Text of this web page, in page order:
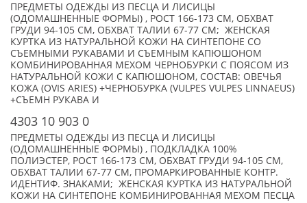
ПРЕДМЕТЫ ОДЕЖДЫ ИЗ ПЕСЦА И ЛИСИЦЫ
(ОДОМАШНЕННЫЕ ФОРМЫ) , РОСТ 166-173 СМ, ОБХВАТ
ГРУДИ 94-105 СМ, ОБХВАТ ТАЛИИ 67-77 СМ; ЖЕНСКАЯ
КУРТКА ИЗ НАТУРАЛЬНОЙ КОЖИ НА СИНТЕПОНЕ СО
СЪЕМНЫМИ РУКАВАМИ И СЪЕМНЫМ КАПЮШОНОМ
КОМБИНИРОВАННАЯ МЕХОМ ЧЕРНОБУРКИ С ПОЯСОМ ИЗ
НАТУРАЛЬНОЙ КОЖИ С КАПЮШОНОМ, СОСТАВ: ОВЕЧЬЯ
КОЖА (OVIS ARIES) +ЧЕРНОБУРКА (VULPES VULPES LINNAEUS)
+СЪЕМН РУКАВА И
4303 10 903 0
ПРЕДМЕТЫ ОДЕЖДЫ ИЗ ПЕСЦА И ЛИСИЦЫ
(ОДОМАШНЕННЫЕ ФОРМЫ) , ПОДКЛАДКА 100%
ПОЛИЭСТЕР, РОСТ 166-173 СМ, ОБХВАТ ГРУДИ 94-105 СМ,
ОБХВАТ ТАЛИИ 67-77 СМ, ПРОМАРКИРОВАННЫЕ КОНТР.
ИДЕНТИФ. ЗНАКАМИ; ЖЕНСКАЯ КУРТКА ИЗ НАТУРАЛЬНОЙ
КОЖИ НА СИНТЕПОНЕ КОМБИНИРОВАННАЯ МЕХОМ ПЕСЦА